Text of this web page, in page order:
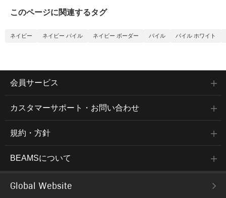
このページに関連するタグ
ネイビー ネイビー パイル ネイビー ボーダー パイル パイル ホワイト
会員サービス
カスタマーサポート・お問い合わせ
規約・方針
BEAMSについて
Global Website